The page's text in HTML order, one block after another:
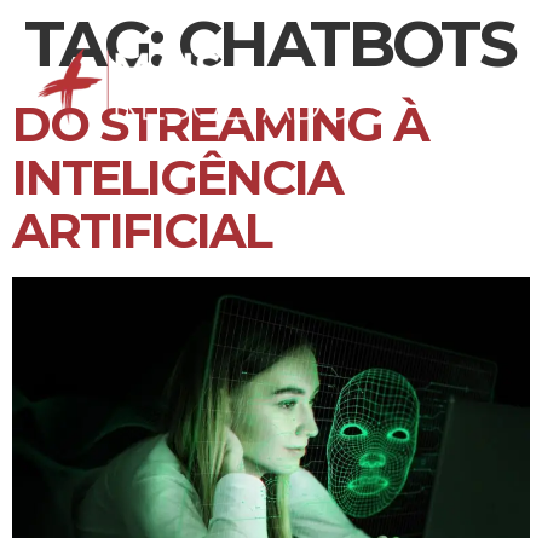
TAG: CHATBOTS
DO STREAMING À
INTELIGÊNCIA
ARTIFICIAL